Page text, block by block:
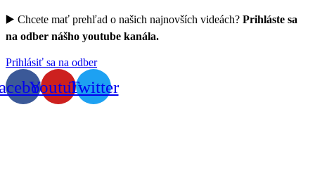
▶️ Chcete mať prehľad o našich najnovších videách? Prihláste sa
na odber nášho youtube kanála.
Prihlásiť sa na odber
YoutubeTwitter